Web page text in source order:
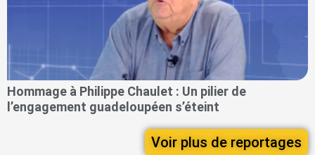
Hommage à Philippe Chaulet : Un pilier de
l’engagement guadeloupéen s’éteint
Voir plus de reportages